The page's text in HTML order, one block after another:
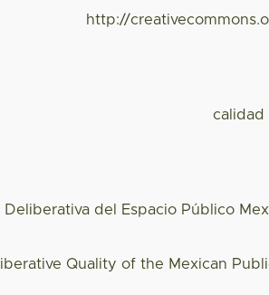
http://
calidad
Deliberativa del Espacio Público
Quality of the Mexican